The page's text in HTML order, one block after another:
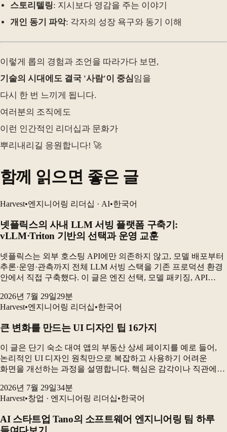
스토리텔링: 지시보다 영감을 주는 이야기
개인 동기 파악: 각자의 성장 욕구와 동기 이해
이렇게 롭의 경험과 조언을 따라가다 보면,
기술의 시대에도 결국 '사람'이 중심임을
다시 한 번 느끼게 됩니다.
여러분의 조직에도
이런 인간적인 리더십과 문화가
뿌리내리길 응원합니다! 🚀
함께 읽으면 좋은 글
Harvest•엔지니어링 리더십 · AI•한국어
넷플릭스의 사내 LLM 서빙 플랫폼 구축기:
vLLM·Triton 기반의 선택과 운영 교훈
넷플릭스는 외부 호스팅 API에만 의존하지 않고, 모델 배포부터
추론·운영·관측까지 전체 LLM 서빙 스택을 기존 프로덕션 환경
안에서 직접 구축했다. 이 글은 엔진 선택, 모델 패키징, API
운영에서 드러난 문제를 설명한다. 최종...
2026년 7월 29일29분
Harvest•엔지니어링 리더십•한국어
큰 변화를 만드는 UI 디자인 팁 16가지
이 글은 단기 숙소 대여 앱의 부동산 상세 페이지를 예로 들어,
논리적인 UI 디자인 원칙만으로 복잡하고 사용하기 어려운
화면을 개선하는 과정을 설명합니다. 핵심은 감각이나 직관에만
디자인을 판단하는 것입니다. 공간 배치부터 색상...
2026년 7월 29일34분
Harvest•창업 · 엔지니어링 리더십•한국어
AI 스타트업 Tano의 소프트웨어 엔지니어링 팀 하루